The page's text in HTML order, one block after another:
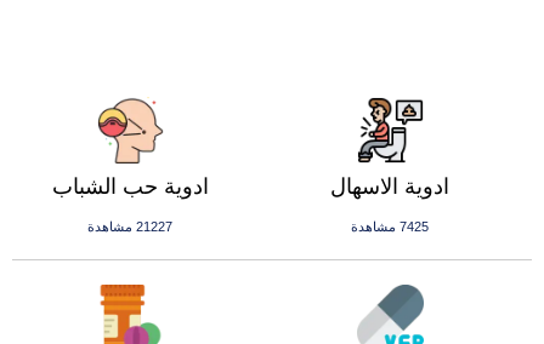
ادوية حب الشباب
21227 مشاهدة
ادوية الاسهال
7425 مشاهدة